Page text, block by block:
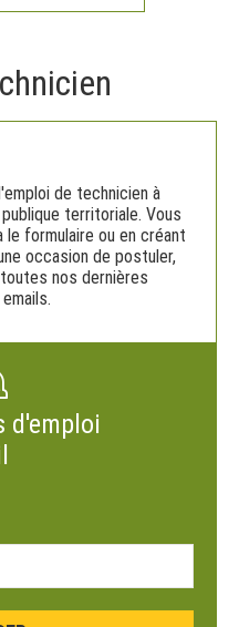
de technicien à
territoriale. Vous
formulaire ou en créant
occasion de postuler,
nos dernières
d'emploi